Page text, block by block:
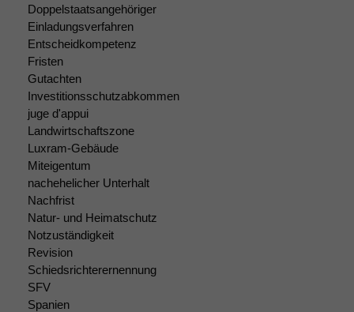
Doppelstaatsangehöriger
Einladungsverfahren
Entscheidkompetenz
Fristen
Gutachten
Investitionsschutzabkommen
juge d'appui
Landwirtschaftszone
Luxram-Gebäude
Miteigentum
nachehelicher Unterhalt
Nachfrist
Natur- und Heimatschutz
Notzuständigkeit
Revision
Schiedsrichterernennung
SFV
Spanien